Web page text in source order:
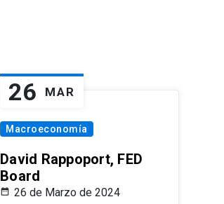
26 MAR
Macroeconomía
David Rappoport, FED
Board
26 de Marzo de 2024